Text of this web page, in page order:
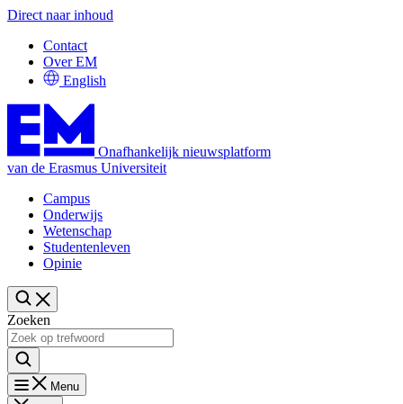
Direct naar inhoud
Contact
Over EM
English
Onafhankelijk nieuwsplatform
van de Erasmus Universiteit
Campus
Onderwijs
Wetenschap
Studentenleven
Opinie
Zoeken
Menu